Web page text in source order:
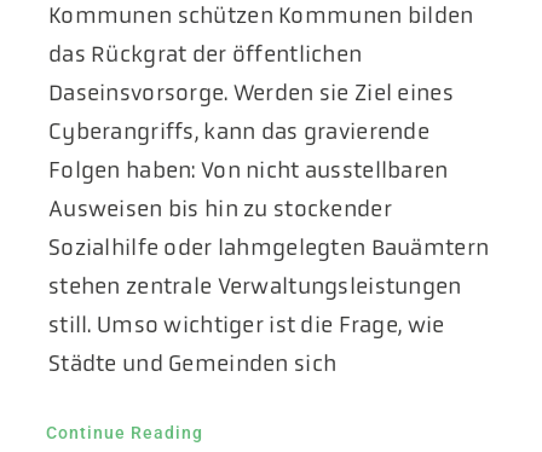
Kommunen schützen Kommunen bilden
das Rückgrat der öffentlichen
Daseinsvorsorge. Werden sie Ziel eines
Cyberangriffs, kann das gravierende
Folgen haben: Von nicht ausstellbaren
Ausweisen bis hin zu stockender
Sozialhilfe oder lahmgelegten Bauämtern
stehen zentrale Verwaltungsleistungen
still. Umso wichtiger ist die Frage, wie
Städte und Gemeinden sich
Continue Reading